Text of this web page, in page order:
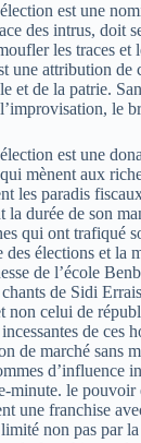
est une
des intrus, doit
les traces et
une attribution de
et de la patrie.
le
est une
mènent aux
les paradis
la durée de son
qui ont trafiqué
des élections et
de l’école
de Sidi
non celui de
de ces
de marché sans
d’influence
minute. le pouvoir
une franchise
non pas par